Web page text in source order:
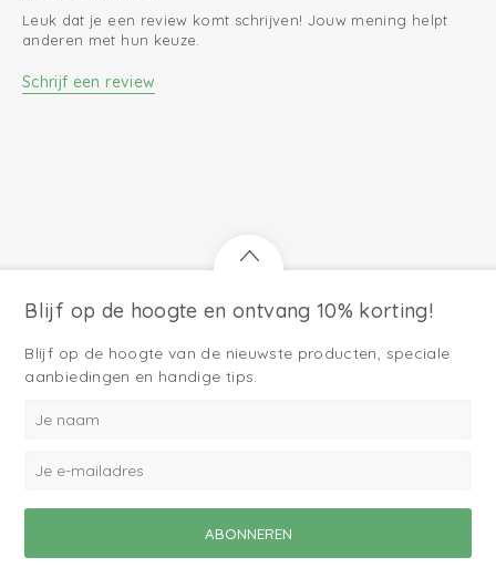
Leuk dat je een review komt schrijven! Jouw mening helpt
anderen met hun keuze.
Schrijf een review
Blijf op de hoogte en ontvang 10% korting!
Blijf op de hoogte van de nieuwste producten, speciale
aanbiedingen en handige tips.